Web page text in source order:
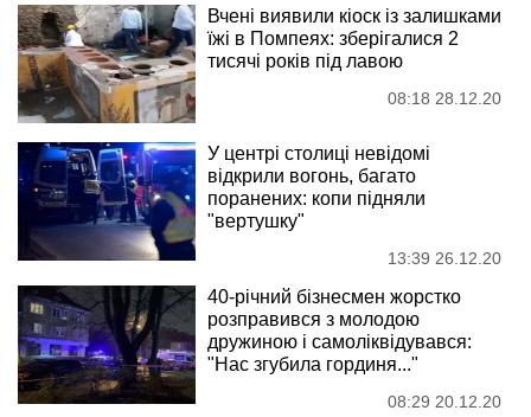
Вчені виявили кіоск із залишками
їжі в Помпеях: зберігалися 2
тисячі років під лавою
08:18 28.12.20
У центрі столиці невідомі
відкрили вогонь, багато
поранених: копи підняли
"вертушку"
13:39 26.12.20
40-річний бізнесмен жорстко
розправився з молодою
дружиною і самоліквідувався:
"Нас згубила гординя..."
08:29 20.12.20